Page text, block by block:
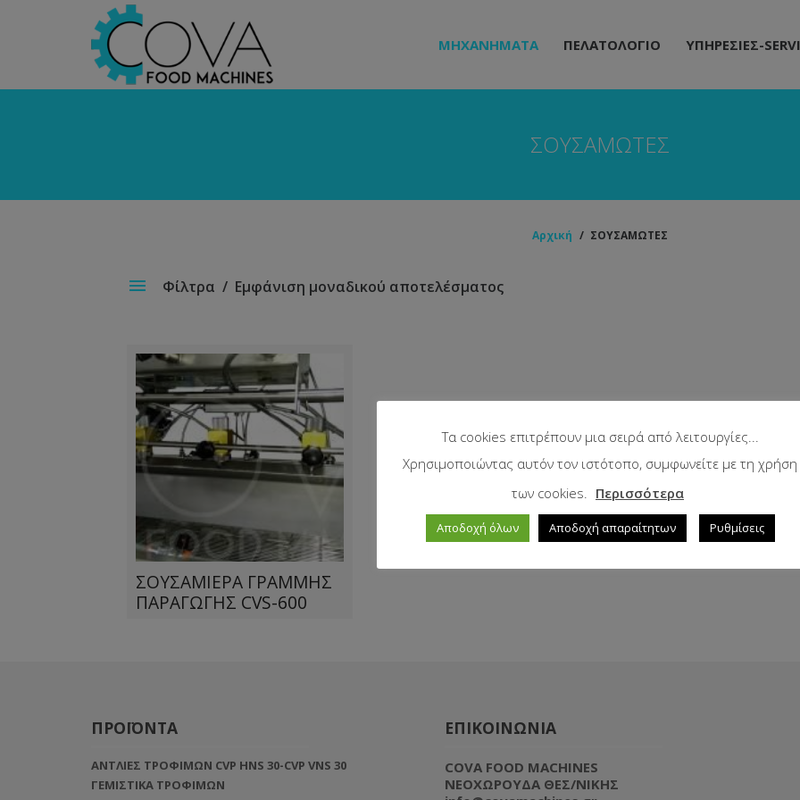
ΜΗΧΑΝΗΜΑΤΑ ΠΕΛΑΤΟΛΟΓΙΟ ΥΠΗΡΕΣΙΕΣ-
ΣΟΥΣΑΜΩΤΕΣ
Αρχική / ΣΟΥΣΑΜΩΤΕΣ
Φίλτρα Εμφάνιση μοναδικού αποτελέσματος
ΣΟΥΣΑΜΙΕΡΑ ΓΡΑΜΜΗΣ
ΠΑΡΑΓΩΓΗΣ CVS-600
ΠΡΟΪΟΝΤΑ
ΑΝΤΛΙΕΣ ΤΡΟΦΙΜΩΝ CVP HNS 30-CVP VNS 30
ΓΕΜΙΣΤΙΚΑ ΤΡΟΦΙΜΩΝ
ΕΠΙΚΟΙΝΩΝΙΑ
COVA FOOD MACHINES
NEOXΩΡΟΥΔΑ ΘΕΣ/ΝΙΚΗΣ
Τα cookies επιτρέπουν μια σειρά από λειτουργίες...
Χρησιμοποιώντας αυτόν τον ιστότοπο, συμφωνείτε με τη χρήση
των cookies. Περισσότερα
Αποδοχή όλων Αποδοχή απαραίτητων Ρυθμίσεις